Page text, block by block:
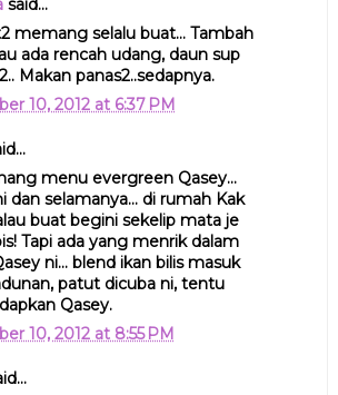
memang selalu buat... Tambah
ada rencah udang, daun sup
Makan panas2..sedapnya.
10, 2012 at 6:37 PM
menu evergreen Qasey...
dan selamanya... di rumah Kak
buat begini sekelip mata je
Tapi ada yang menrik dalam
ni... blend ikan bilis masuk
patut dicuba ni, tentu
Qasey.
10, 2012 at 8:55 PM